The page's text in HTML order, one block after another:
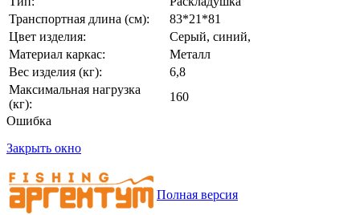
Транспортная длина (см):
83*21*81
Цвет изделия:
Серый, синий,
Материал каркас:
Металл
Вес изделия (кг):
6,8
Максимальная нагрузка
(кг):
160
Ошибка
Закрыть окно
Полная версия